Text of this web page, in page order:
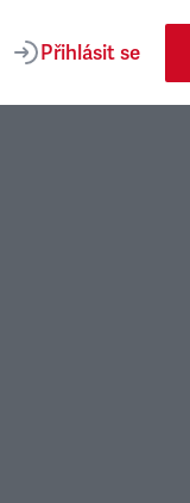
Přihlásit se